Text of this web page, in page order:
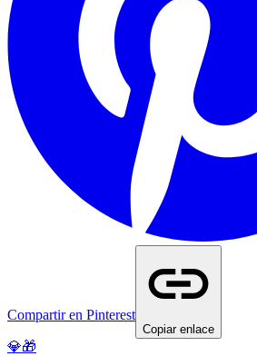
Compartir en Pinterest
Copiar enlace
💎🎁